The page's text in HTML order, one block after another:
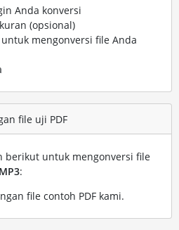
Anda konversi
(opsional)
mengonversi file Anda
file uji PDF
berikut untuk mengonversi file
MP3:
file contoh PDF kami.